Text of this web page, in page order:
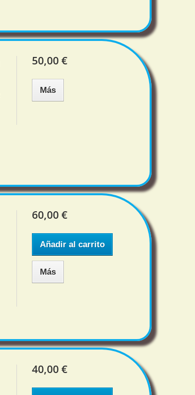
50,00 €
Más
60,00 €
Añadir al carrito
Más
40,00 €